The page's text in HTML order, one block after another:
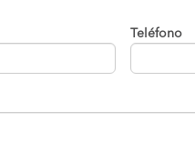
Teléfono